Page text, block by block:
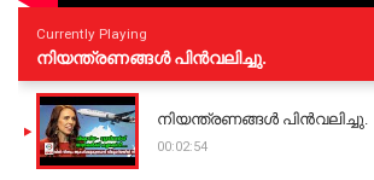
Currently Playing
നിയന്ത്രണങ്ങള്‍ പിന്‍വലിച്ചു.
നിയന്ത്രണങ്ങള്‍ പിന്‍വലിച്ചു.
00:02:54